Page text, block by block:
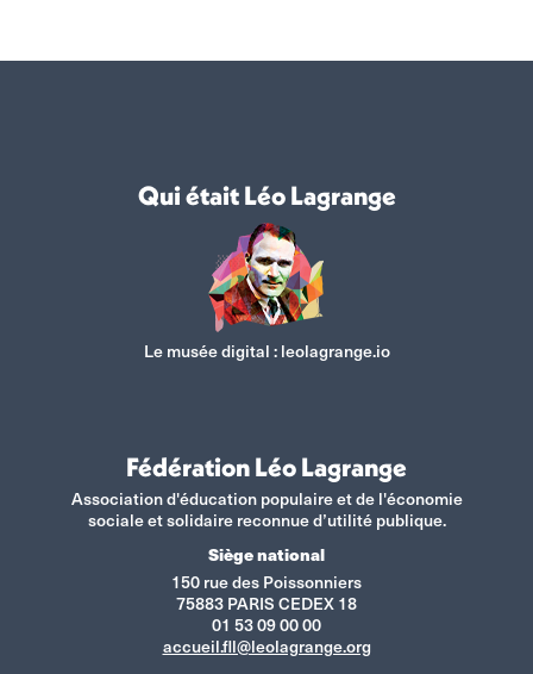
Qui était Léo Lagrange
Le musée digital : leolagrange.io
Fédération Léo Lagrange
Association d'éducation populaire et de l'économie
sociale et solidaire reconnue d’utilité publique.
Siège national
150 rue des Poissonniers
75883 PARIS CEDEX 18
01 53 09 00 00
accueil.fll@leolagrange.org